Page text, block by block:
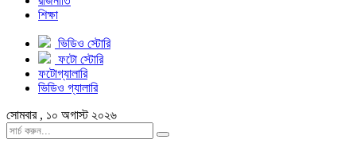
শিক্ষা
ভিডিও স্টোরি
ফটো স্টোরি
ফটোগ্যালারি
ভিডিও গ্যালারি
সোমবার , ১০ অগাস্ট ২০২৬